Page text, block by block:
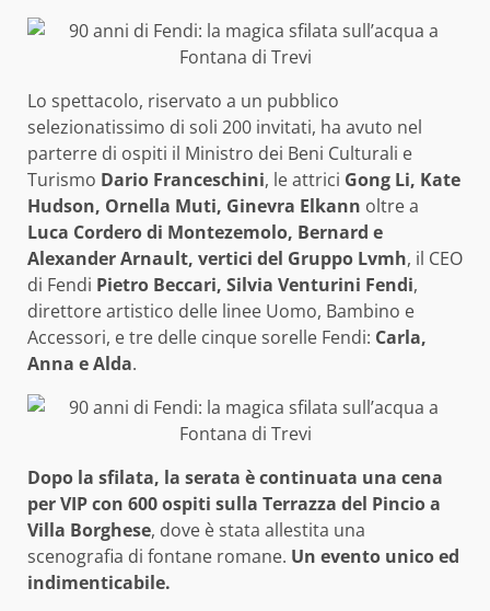
Lo spettacolo, riservato a un pubblico
selezionatissimo di soli 200 invitati, ha avuto nel
parterre di ospiti il Ministro dei Beni Culturali e
Turismo Dario Franceschini, le attrici Gong Li, Kate
Hudson, Ornella Muti, Ginevra Elkann oltre a
Luca Cordero di Montezemolo, Bernard e
Alexander Arnault, vertici del Gruppo Lvmh, il CEO
di Fendi Pietro Beccari, Silvia Venturini Fendi,
direttore artistico delle linee Uomo, Bambino e
Accessori, e tre delle cinque sorelle Fendi: Carla,
Anna e Alda.
Dopo la sfilata, la serata è continuata una cena
per VIP con 600 ospiti sulla Terrazza del Pincio a
Villa Borghese, dove è stata allestita una
scenografia di fontane romane. Un evento unico ed
indimenticabile.